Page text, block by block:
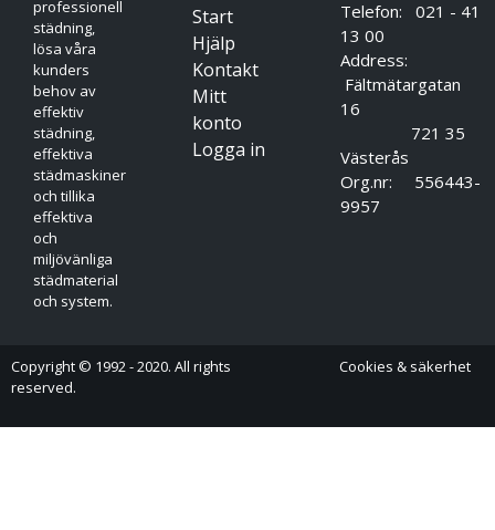
professionell
städning,
lösa våra
kunders
behov av
effektiv
städning,
effektiva
städmaskiner
och tillika
effektiva
och
miljövänliga
städmaterial
och system.
Start
Hjälp
Kontakt
Mitt
konto
Logga in
Telefon: 021 - 41
13 00
Address:
Fältmätargatan
16
721 35
Västerås
Org.nr: 556443-
9957
Copyright © 1992 - 2020. All rights
reserved.
Cookies & säkerhet